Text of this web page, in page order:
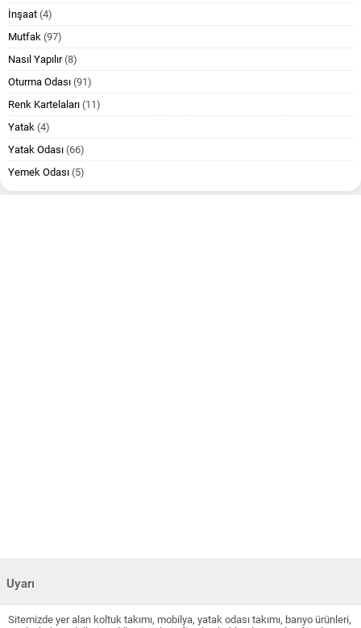
İnşaat (4)
Mutfak (97)
Nasıl Yapılır(8)
Oturma Odası (91)
Renk Kartelaları (11)
Yatak (4)
Yatak Odası (66)
Yemek Odası (5)
Uyarı
Sitemizde yer alan koltuk takımı, mobilya, yatak odası takımı, banyo ürünleri,